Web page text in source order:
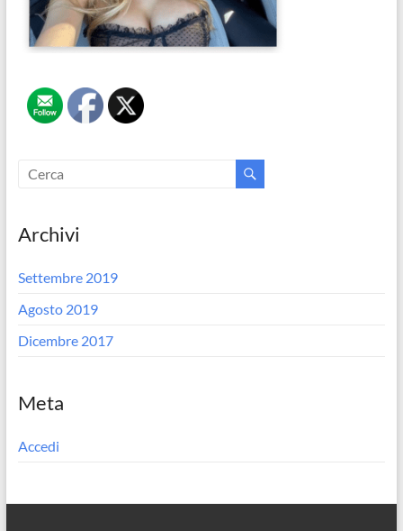
Archivi
Settembre 2019
Agosto 2019
Dicembre 2017
Meta
Accedi